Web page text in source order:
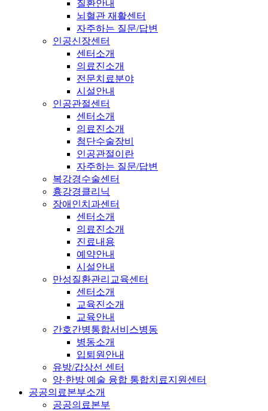
질환안내
뇌혈관 재활센터
자주하는 질문/답변
인공신장센터
센터소개
의료진소개
전문치료분야
시설안내
인공관절센터
센터소개
의료진소개
첨단수술장비
인공관절이란
자주하는 질문/답변
복강경수술센터
흉강경클리닉
장애인치과센터
센터소개
의료진소개
진료내용
예약안내
시설안내
만성질환관리교육센터
센터소개
교육진소개
교육안내
간호간병통합서비스병동
병동소개
입퇴원안내
유방/갑상선 센터
양·한방 예술 융합 통합치료지원센터
공공의료본부소개
공공의료본부